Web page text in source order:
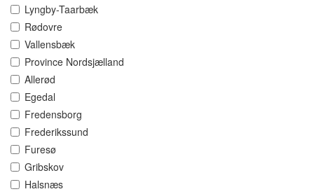
Lyngby-Taarbæk
Rødovre
Vallensbæk
Province Nordsjælland
Allerød
Egedal
Fredensborg
Frederikssund
Furesø
Gribskov
Halsnæs